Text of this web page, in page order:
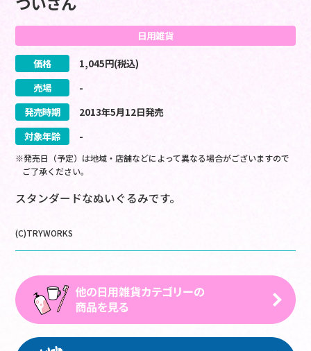
日用雑貨
価格 1,045円(税込)
売場
-
発売時期
2013年5月12日発売
対象年齢
-
※発売日（予定）は地域・店舗などによって異なる場合がございますので
ご了承ください。
スタンダードなぬいぐるみです。
(C)TRYWORKS